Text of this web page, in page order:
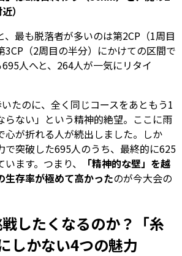
）
、最も脱落者が多いのは第2CP（1周目
3CP（2周目の半分）にかけての区間で
人へと、264人が一気にリタイ
いたのに、全く同じコースをあともう1
らない」という精神的絶望。ここに雨
が折れる人が続出しました。 しか
で突破した695人のうち、最終的に625
ます。つまり、
「精神的な壁」を越
生存率が極めて高かったのが今大会の
したくなるのか？「糸
しかない4つの魅力